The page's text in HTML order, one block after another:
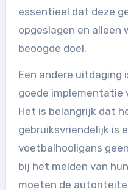
essentieel dat deze
opgeslagen en alleen
beoogde doel.
Een andere uitdaging
goede implementatie
Het is belangrijk dat
gebruiksvriendelijk is
voetbalhooligans
bij het melden van
moeten de